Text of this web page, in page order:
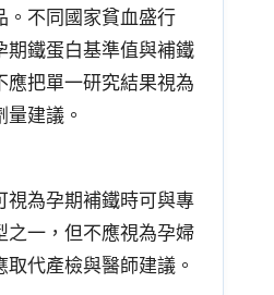
。不同國家貧血盛行
期鐵蛋白基準值與補鐵
應把單一研究結果視為
建議。
視為孕期補鐵時可與專
之一，但不應視為孕婦
代產檢與醫師建議。